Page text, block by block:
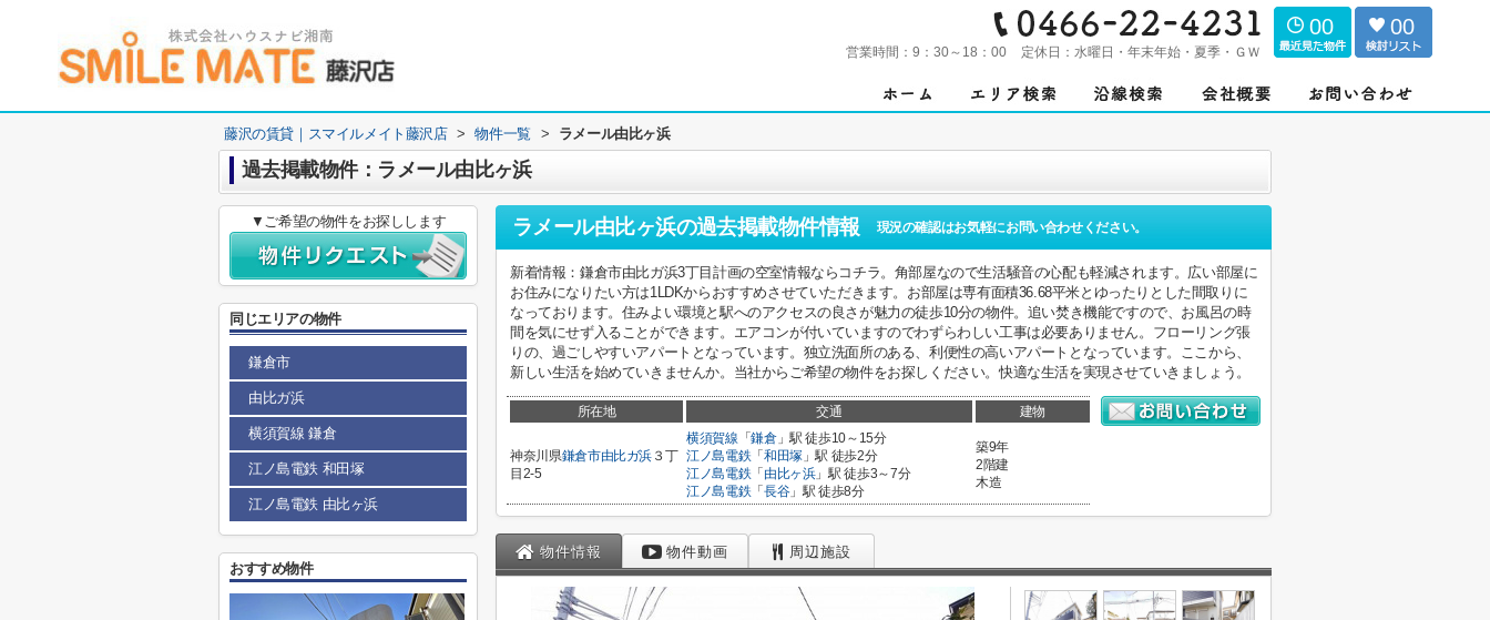
営業時間： 9：30～18：00 定休日： 水曜日・年末年始・夏季・ＧＷ
00 00
藤沢の賃貸｜スマイルメイト藤沢店 > 物件一覧 > ラメール由比ヶ浜
過去掲載物件：ラメール由比ヶ浜
ラメール由比ヶ浜の過去掲載物件情報 現況の確認はお気軽にお問い合わせください。
新着情報：鎌倉市由比ガ浜3丁目計画の空室情報ならコチラ。角部屋なので生活騒音の心配も軽減されます。広い部屋に
お住みになりたい方は1LDKからおすすめさせていただきます。お部屋は専有面積36.68平米とゆったりとした間取りに
なっております。住みよい環境と駅へのアクセスの良さが魅力の徒歩10分の物件。追い焚き機能ですので、お風呂の時
間を気にせず入ることができます。エアコンが付いていますのでわずらわしい工事は必要ありません。フローリング張
りの、過ごしやすいアパートとなっています。独立洗面所のある、利便性の高いアパートとなっています。ここから、
新しい生活を始めていきませんか。当社からご希望の物件をお探しください。快適な生活を実現させていきましょう。
所在地 交通 建物
神奈川県鎌倉市由比ガ浜 ３丁
目2-5
横須賀線 「鎌倉」駅 徒歩10～15分
江ノ島電鉄「 和田塚」駅 徒歩2分
江ノ島電鉄「 由比ヶ浜」駅 徒歩3～7分
江ノ島電鉄「 長谷」駅 徒歩8分
築9年
2階建
木造
物件情報 物件動画 周辺施設
▼ご希望の物件をお探しします
同じエリアの物件
鎌倉市
由比ガ浜
横須賀線 鎌倉
江ノ島電鉄 和田塚
江ノ島電鉄 由比ヶ浜
おすすめ物件